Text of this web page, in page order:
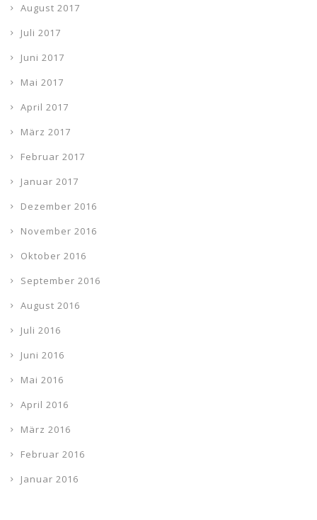
August 2017
Juli 2017
Juni 2017
Mai 2017
April 2017
März 2017
Februar 2017
Januar 2017
Dezember 2016
November 2016
Oktober 2016
September 2016
August 2016
Juli 2016
Juni 2016
Mai 2016
April 2016
März 2016
Februar 2016
Januar 2016